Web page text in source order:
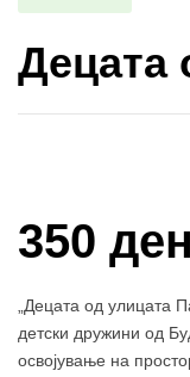
Децата
350 ден
„Децата од улицата
детски дружини од
освојување на